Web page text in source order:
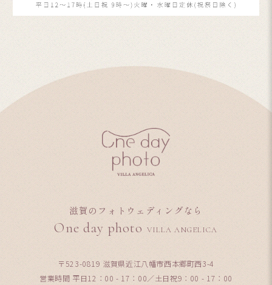
滋賀のフォトウェディングなら
One day photo VILLA ANGELICA
〒523-0819 滋賀県近江八幡市西本郷町西3-4
営業時間 平日12：00 - 17：00／土日祝9：00 - 17：00